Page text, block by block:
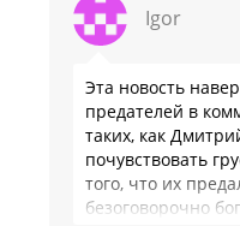
Igor
Эта новость
предателей в
таких, как
почувствовать
того, что их
безоговорочно